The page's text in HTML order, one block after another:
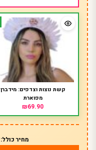
קשת נוצות וצדפים: מידברן
מפוארת
₪69.90
מחיר כולל: